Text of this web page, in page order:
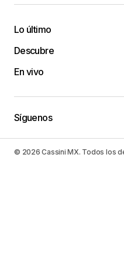
Lo último
Descubre
En vivo
Síguenos
© 2026 Cassini MX. Todos los